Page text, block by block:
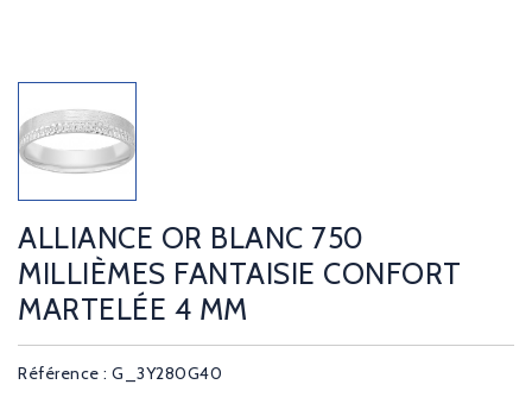
ALLIANCE OR BLANC 750
MILLIÈMES FANTAISIE CONFORT
MARTELÉE 4 MM
Référence : G_3Y280G40